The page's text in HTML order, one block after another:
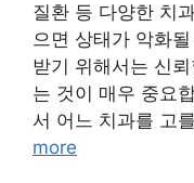
질환 등 다양한 치
으면 상태가 악화
받기 위해서는 신
는 것이 매우 중요
서 어느 치과를 고
more